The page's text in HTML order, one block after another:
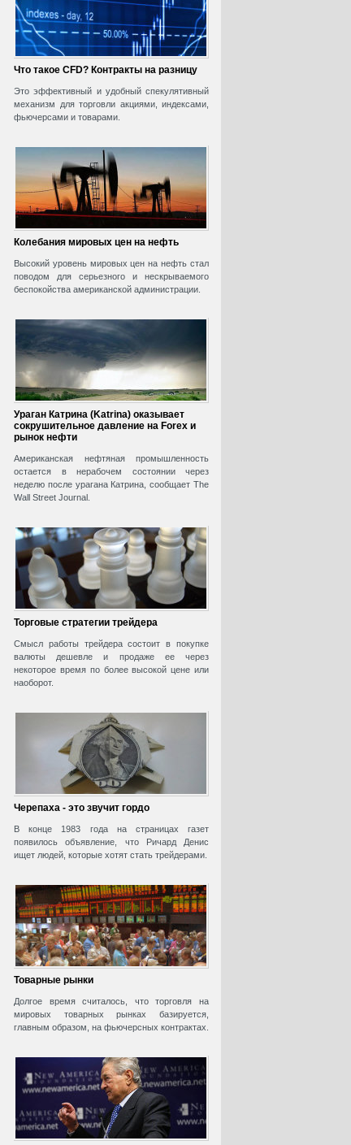
Что такое CFD? Контракты на разницу
Это эффективный и удобный спекулятивный
механизм для торговли акциями, индексами,
фьючерсами и товарами.
Колебания мировых цен на нефть
Высокий уровень мировых цен на нефть стал
поводом для серьезного и нескрываемого
беспокойства американской администрации.
Ураган Катрина (Katrina) оказывает
сокрушительное давление на Forex и
рынок нефти
Американская нефтяная промышленность
остается в нерабочем состоянии через
неделю после урагана Катрина, сообщает The
Wall Street Journal.
Торговые стратегии трейдера
Смысл работы трейдера состоит в покупке
валюты дешевле и продаже ее через
некоторое время по более высокой цене или
наоборот.
Черепаха - это звучит гордо
В конце 1983 года на страницах газет
появилось объявление, что Ричард Денис
ищет людей, которые хотят стать трейдерами.
Товарные рынки
Долгое время считалось, что торговля на
мировых товарных рынках базируется,
главным образом, на фьючерсных контрактах.